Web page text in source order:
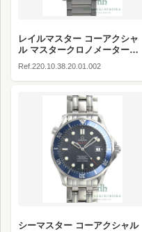
レイルマスター コーアクシャ
ル マスタークロノメーター
1957 トリロジー 60周年記念 世
界限定3557本
Ref.220.10.38.20.01.002
シーマスター コーアクシャル